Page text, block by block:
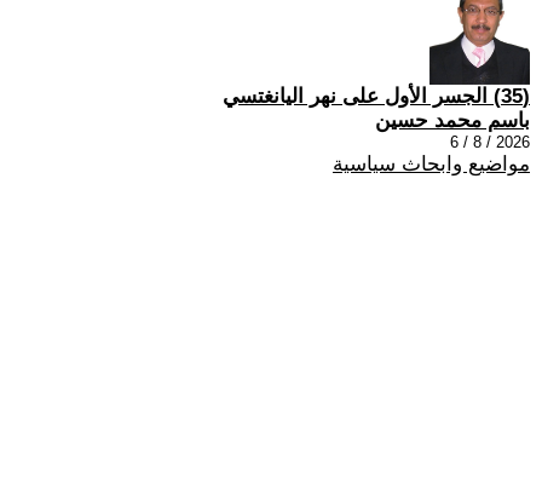
(35) الجسر الأول على نهر اليانغتسي
باسم محمد حسين
2026 / 8 / 6
مواضيع وابحاث سياسية